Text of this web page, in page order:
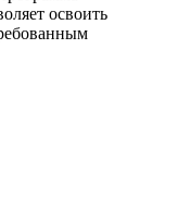
освоить